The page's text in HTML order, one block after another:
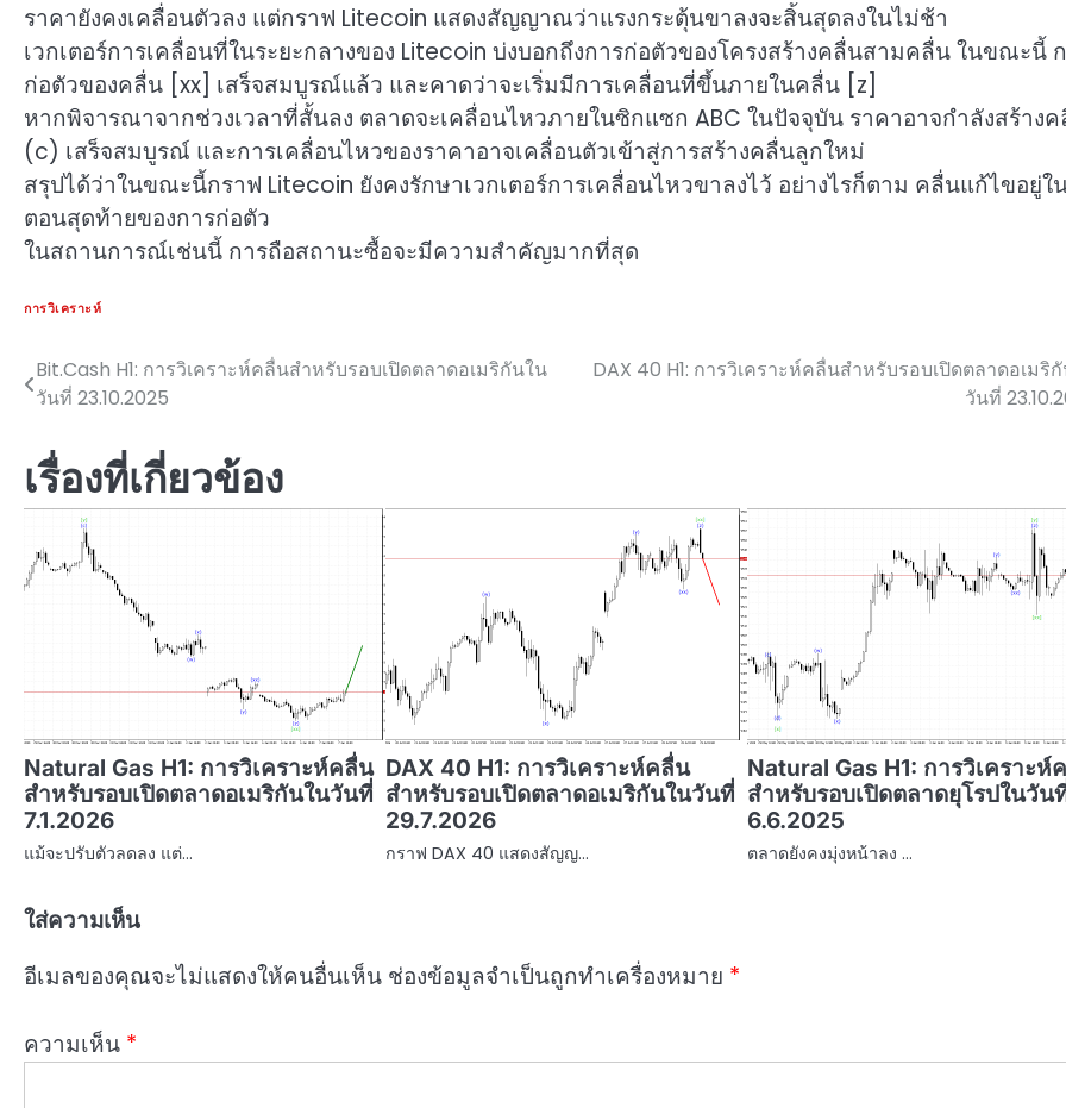
ราคายังคงเคลื่อนตัวลง แต่กราฟ Litecoin แสดงสัญญาณว่าแรงกระตุ้นขาลงจะสิ้นสุดลงในไม่ช้า
เวกเตอร์การเคลื่อนที่ในระยะกลางของ Litecoin บ่งบอกถึงการก่อตัวของโครงสร้างคลื่นสามคลื่น ในขณะนี้
ก่อตัวของคลื่น [xx] เสร็จสมบูรณ์แล้ว และคาดว่าจะเริ่มมีการเคลื่อนที่ขึ้นภายในคลื่น [z]
หากพิจารณาจากช่วงเวลาที่สั้นลง ตลาดจะเคลื่อนไหวภายในซิกแซก ABC ในปัจจุบัน ราคาอาจกำลังสร้าง
(c) เสร็จสมบูรณ์ และการเคลื่อนไหวของราคาอาจเคลื่อนตัวเข้าสู่การสร้างคลื่นลูกใหม่
สรุปได้ว่าในขณะนี้กราฟ Litecoin ยังคงรักษาเวกเตอร์การเคลื่อนไหวขาลงไว้ อย่างไรก็ตาม คลื่นแก้ไขอยู่ใ
ตอนสุดท้ายของการก่อตัว
ในสถานการณ์เช่นนี้ การถือสถานะซื้อจะมีความสำคัญมากที่สุด
การวิเคราะห์
แนะแนว
Bit.Cash H1: การวิเคราะห์คลื่นสำหรับรอบเปิดตลาดอเมริกันใน
วันที่ 23.10.2025
DAX 40 H1: การวิเคราะห์คลื่นสำหรับรอบเปิดตลาดอเมริ
วันที่
เรื่องที่เกี่ยวข้อง
Natural Gas H1: การวิเคราะห์คลื่น
สำหรับรอบเปิดตลาดอเมริกันในวันที่
7.1.2026
แม้จะปรับตัวลดลง แต่…
DAX 40 H1: การวิเคราะห์คลื่น
สำหรับรอบเปิดตลาดอเมริกันในวันที่
29.7.2026
กราฟ DAX 40 แสดงสัญญ…
Natural Gas H1: การวิเคราะห์
สำหรับรอบเปิดตลาดยุโรปในวัน
6.6.2025
ตลาดยังคงมุ่งหน้าลง …
ใส่ความเห็น
อีเมลของคุณจะไม่แสดงให้คนอื่นเห็น ช่องข้อมูลจำเป็นถูกทำเครื่องหมาย *
ความเห็น *